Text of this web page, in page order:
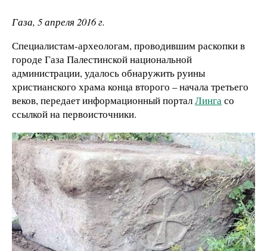
Газа, 5 апреля 2016 г.
Специалистам-археологам, проводившим раскопки в
городе Газа Палестинской национальной
администрации, удалось обнаружить руины
христианского храма конца второго – начала третьего
веков, передает информационный порталЛингасо
ссылкой на первоисточники.